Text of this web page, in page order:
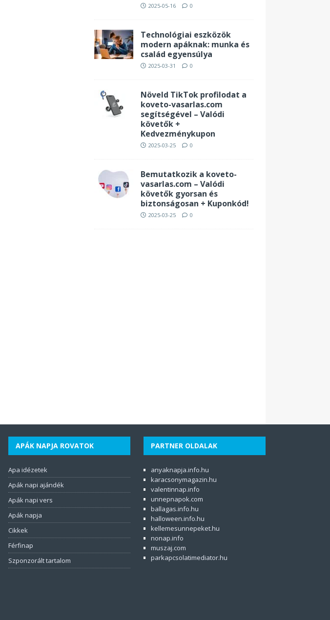
2025-05-16 0
Technológiai eszközök
modern apáknak: munka és
család egyensúlya
2025-03-31 0
Növeld TikTok profilodat a
koveto-vasarlas.com
segítségével – Valódi
követők +
Kedvezménykupon
2025-03-25 0
Bemutatkozik a koveto-
vasarlas.com – Valódi
követők gyorsan és
biztonságosan + Kuponkód!
2025-03-25 0
APÁK NAPJA ROVATOK
Apa idézetek
Apák napi ajándék
Apák napi vers
Apák napja
Cikkek
Férfinap
Szponzorált tartalom
PARTNER OLDALAK
anyaknapja.info.hu
karacsonymagazin.hu
valentinnap.info
unnepnapok.com
ballagas.info.hu
halloween.info.hu
kellemesunnepeket.hu
nonap.info
muszaj.com
parkapcsolatimediator.hu